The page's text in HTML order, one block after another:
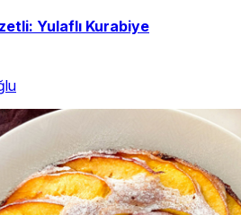
Yulaflı Kurabiye